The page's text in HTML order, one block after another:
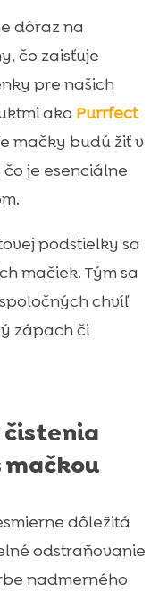
dôraz na
čo zaisťuje
pre našich
ako Purrfect
mačky budú žiť v
je esenciálne
podstielky sa
mačiek. Tým sa
chvíľ
zápach či
mačkou
dôležitá
odstraňovanie
nadmerného